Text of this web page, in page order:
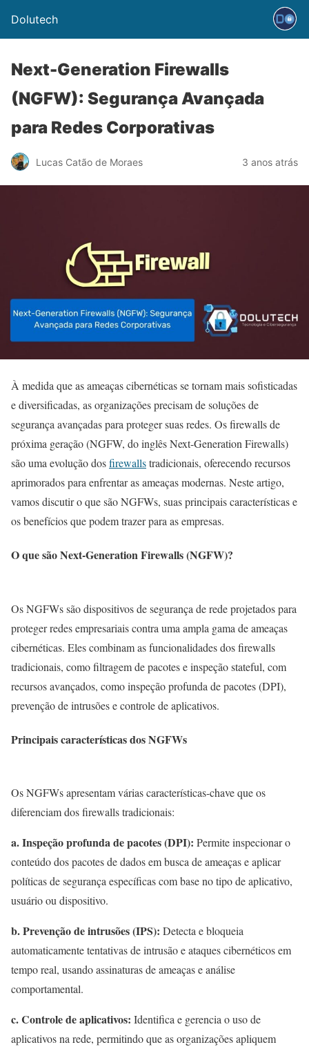
Dolutech
Next-Generation Firewalls
(NGFW): Segurança Avançada
para Redes Corporativas
Lucas Catão de Moraes 3 anos atrás
À medida que as ameaças cibernéticas se tornam mais sofisticadas
e diversificadas, as organizações precisam de soluções de
segurança avançadas para proteger suas redes. Os firewalls de
próxima geração (NGFW, do inglês Next-Generation Firewalls)
são uma evolução dosfirewallstradicionais, oferecendo recursos
aprimorados para enfrentar as ameaças modernas. Neste artigo,
vamos discutir o que são NGFWs, suas principais características e
os benefícios que podem trazer para as empresas.
O que são Next-Generation Firewalls (NGFW)?
Os NGFWs são dispositivos de segurança de rede projetados para
proteger redes empresariais contra uma ampla gama de ameaças
cibernéticas. Eles combinam as funcionalidades dos firewalls
tradicionais, como filtragem de pacotes e inspeção stateful, com
recursos avançados, como inspeção profunda de pacotes (DPI),
prevenção de intrusões e controle de aplicativos.
Principais características dos NGFWs
Os NGFWs apresentam várias características-chave que os
diferenciam dos firewalls tradicionais:
a. Inspeção profunda de pacotes (DPI): Permite inspecionar o
conteúdo dos pacotes de dados em busca de ameaças e aplicar
políticas de segurança específicas com base no tipo de aplicativo,
usuário ou dispositivo.
b. Prevenção de intrusões (IPS): Detecta e bloqueia
automaticamente tentativas de intrusão e ataques cibernéticos em
tempo real, usando assinaturas de ameaças e análise
comportamental.
c. Controle de aplicativos: Identifica e gerencia o uso de
aplicativos na rede, permitindo que as organizações apliquem